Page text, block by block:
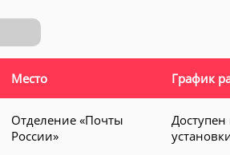
Место График
Отделение «Почты
России»